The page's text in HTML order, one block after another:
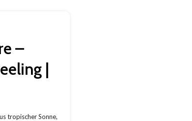
–
|
tropischer Sonne,